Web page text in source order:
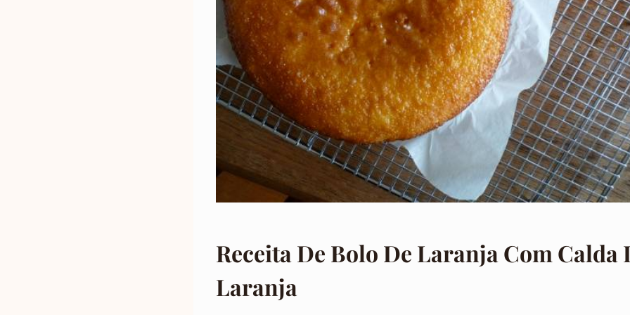
Receita De Bolo De Laranja Com Calda
Laranja